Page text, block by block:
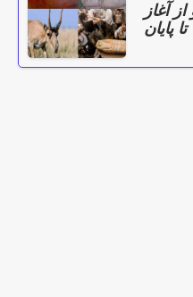
از آغاز
تا پایان